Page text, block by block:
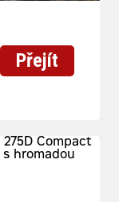
Přejít